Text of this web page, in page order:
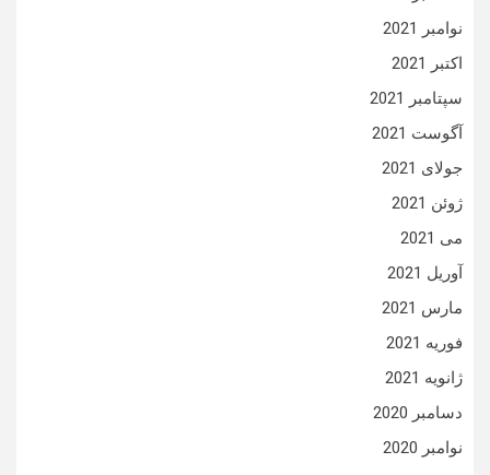
نوامبر 2021
اکتبر 2021
سپتامبر 2021
آگوست 2021
جولای 2021
ژوئن 2021
می 2021
آوریل 2021
مارس 2021
فوریه 2021
ژانویه 2021
دسامبر 2020
نوامبر 2020